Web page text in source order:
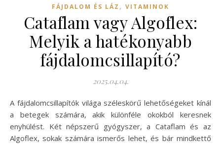
FÁJDALOM ÉS LÁZ , VITAMINOK
Cataflam vagy Algoflex:
Melyik a hatékonyabb
fájdalomcsillapító?
2025.04.04.
A fájdalomcsillapítók világa széleskörű lehetőségeket kínál
a betegek számára, akik különféle okokból keresnek
enyhülést. Két népszerű gyógyszer, a Cataflam és az
Algoflex, sokak számára ismerős lehet, és bár mindkettő